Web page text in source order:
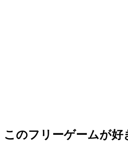
このフリーゲームが好